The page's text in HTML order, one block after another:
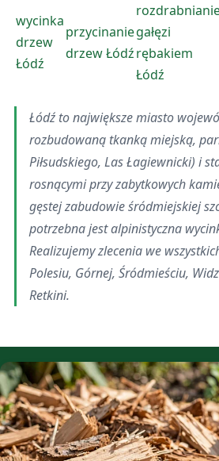
wycinka
drzew
Łódź
przycinanie
drzew Łódź
gałęzi
rębakiem
Łódź
Łódź to największe miasto
rozbudowaną tkanką miejską,
Piłsudskiego, Las Łagiewnicki) i
rosnącymi przy zabytkowych
gęstej zabudowie śródmiejskiej
potrzebna jest alpinistyczna
Realizujemy zlecenia we
Polesiu, Górnej, Śródmieściu,
Retkini.